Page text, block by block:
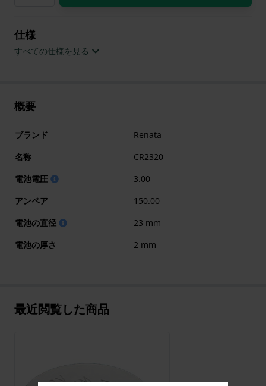
仕様
すべての仕様を見る
概要
ブランド
Renata
名称
CR2320
電池電圧
3.00
アンペア
150.00
電池の直径
23 mm
電池の厚さ
2 mm
最近閲覧した商品